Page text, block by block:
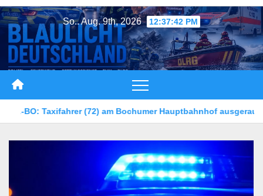
Zum
Inhalt
springen
So.. Aug. 9th, 2026 12:37:44 PM
Hauptbahnhof ausgeraubt – Zeugen gesucht 5-